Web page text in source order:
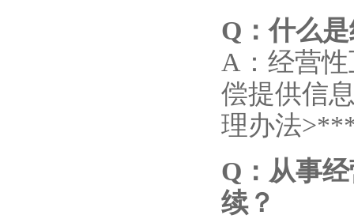
Q ：什么
A：经营
偿提供信
理办法
Q ：从事
续？